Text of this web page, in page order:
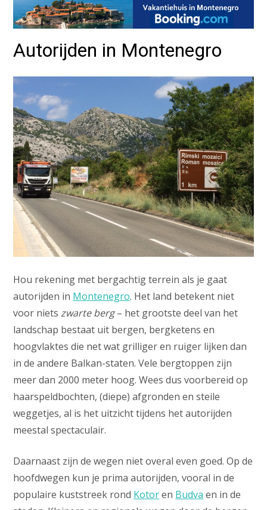
Autorijden in Montenegro
Hou rekening met bergachtig terrein als je gaat
autorijden in Montenegro. Het land betekent niet
voor nietszwarte berg– het grootste deel van het
landschap bestaat uit bergen, bergketens en
hoogvlaktes die net wat grilliger en ruiger lijken dan
in de andere Balkan-staten. Vele bergtoppen zijn
meer dan 2000 meter hoog. Wees dus voorbereid op
haarspeldbochten, (diepe) afgronden en steile
weggetjes, al is het uitzicht tijdens het autorijden
meestal spectaculair.
Daarnaast zijn de wegen niet overal even goed. Op de
hoofdwegen kun je prima autorijden, vooral in de
populaire kuststreek rond Kotoren Budva en in de